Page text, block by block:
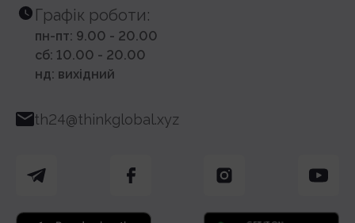
th24@thinkglobal.xyz
Графік роботи:
пн-пт: 9.00 - 20.00
сб: 10.00 - 20.00
нд: вихідний